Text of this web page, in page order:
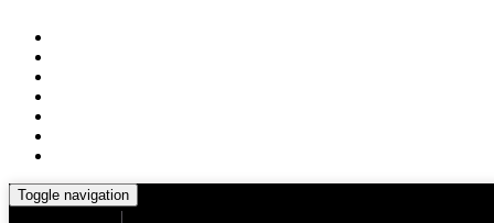
Toggle navigation